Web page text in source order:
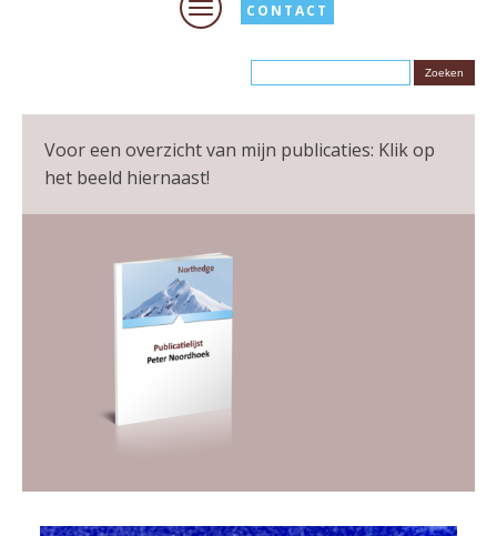
CONTACT
Voor een overzicht van mijn publicaties: Klik op
het beeld hiernaast!